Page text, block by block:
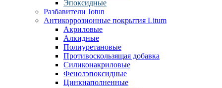
Эпоксидные
Разбавители Jotun
Антикоррозионные покрытия Litum
Акриловые
Алкидные
Полиуретановые
Противоскользящая добавка
Силиконакриловые
Фенолэпоксидные
Цинкнаполненные